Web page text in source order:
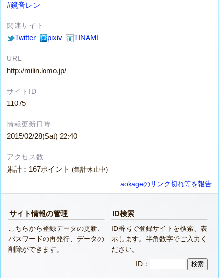
#鏡音レン
関連サイト
Twitter pixiv TINAMI
URL
http://milin.lomo.jp/
サイトID
11075
情報更新日時
2015/02/28(Sat) 22:40
アクセス数
累計：167ポイント(集計休止中)
aokageのリンク切れ等を報告
サイト情報の管理
こちらから登録データの更新、
パスワードの再発行、データの
削除ができます。
ID検索
ID番号で登録サイトを検索、表
示します。半角数字でご入力く
ださい。
ID：